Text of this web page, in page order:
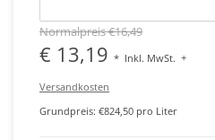
Normalpreis €16,49
€ 13,19 * Inkl. MwSt. +
Versandkosten
Grundpreis: €824,50 pro Liter